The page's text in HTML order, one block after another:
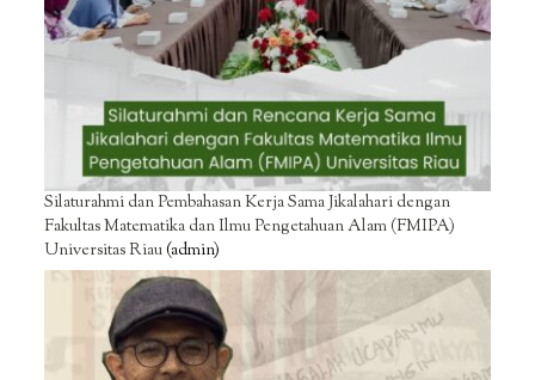
Silaturahmi dan Pembahasan Kerja Sama Jikalahari dengan
Fakultas Matematika dan Ilmu Pengetahuan Alam (FMIPA)
Universitas Riau(admin)